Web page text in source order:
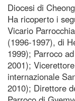
Diocesi di
Ha ricoperto i
Vicario
(1996-1997), di
1999); Parroco
2001);
internazionale
2010); Direttore